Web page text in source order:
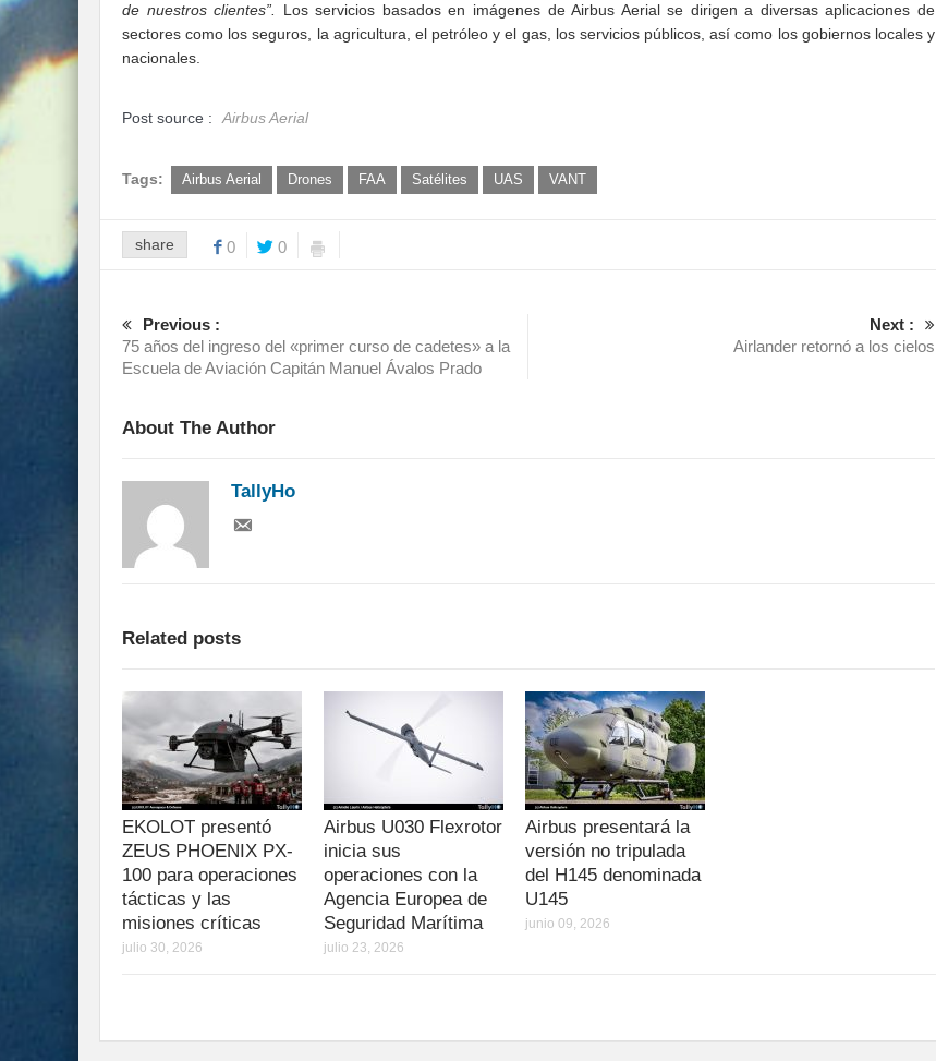
de nuestros clientes”.
Los servicios basados en imágenes de Airbus Aerial se dirigen a diversas aplicaciones de
sectores como los seguros, la agricultura, el petróleo y el gas, los servicios públicos, así como los gobiernos locales y
nacionales.
Post source : Airbus Aerial
Tags: Airbus Aerial Drones FAA Satélites UAS VANT
share 0 0
Previous :
75 años del ingreso del «primer curso de cadetes» a la
Escuela de Aviación Capitán Manuel Ávalos Prado
Next :
Airlander retornó a los cielos
About The Author
TallyHo
Related posts
EKOLOT presentó
ZEUS PHOENIX PX-
100 para operaciones
tácticas y las
misiones críticas
julio 30, 2026
Airbus U030 Flexrotor
inicia sus
operaciones con la
Agencia Europea de
Seguridad Marítima
julio 23, 2026
Airbus presentará la
versión no tripulada
del H145 denominada
U145
junio 09, 2026